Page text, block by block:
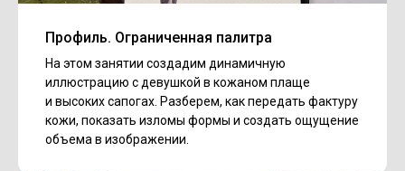
Профиль. Ограниченная палитра
На этом занятии создадим динамичную
иллюстрацию с девушкой в кожаном плаще
и высоких сапогах. Разберем, как передать фактуру
кожи, показать изломы формы и создать ощущение
объема в изображении.